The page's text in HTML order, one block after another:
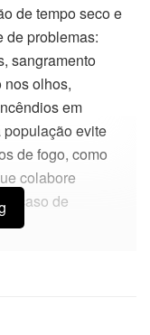
de tempo seco e
de problemas:
sangramento
nos olhos,
em
evite
de fogo, como
colabore
caso de